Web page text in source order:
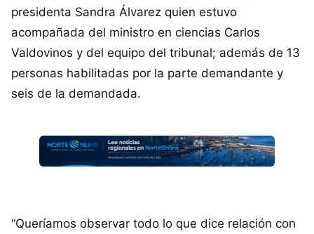
presidenta Sandra Álvarez quien estuvo
acompañada del ministro en ciencias Carlos
Valdovinos y del equipo del tribunal; además de 13
personas habilitadas por la parte demandante y
seis de la demandada.
“Queríamos observar todo lo que dice relación con